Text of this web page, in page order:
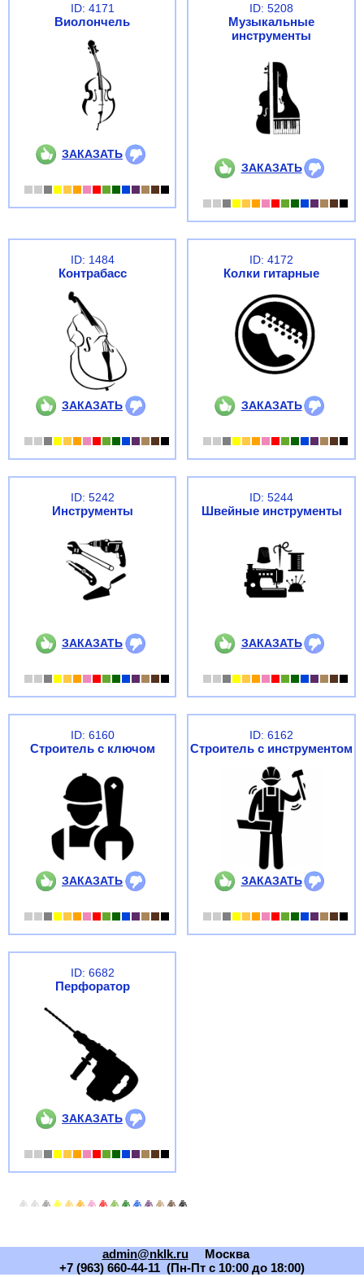
ID: 4171
Виолончель
ЗАКАЗАТЬ
ID: 5208
Музыкальные
инструменты
ЗАКАЗАТЬ
ID: 1484
Контрабасс
ЗАКАЗАТЬ
ID: 4172
Колки гитарные
ЗАКАЗАТЬ
ID: 5242
Инструменты
ЗАКАЗАТЬ
ID: 5244
Швейные инструменты
ЗАКАЗАТЬ
ID: 6160
Строитель с ключом
ЗАКАЗАТЬ
ID: 6162
Строитель с инструментом
ЗАКАЗАТЬ
ID: 6682
Перфоратор
ЗАКАЗАТЬ
admin@nklk.ru
Москва
+7 (963) 660-44-11 (Пн-Пт с 10:00 до 18:00)